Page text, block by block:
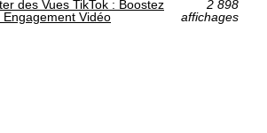
des Vues TikTok : Boostez
Engagement Vidéo
2 898
affichages